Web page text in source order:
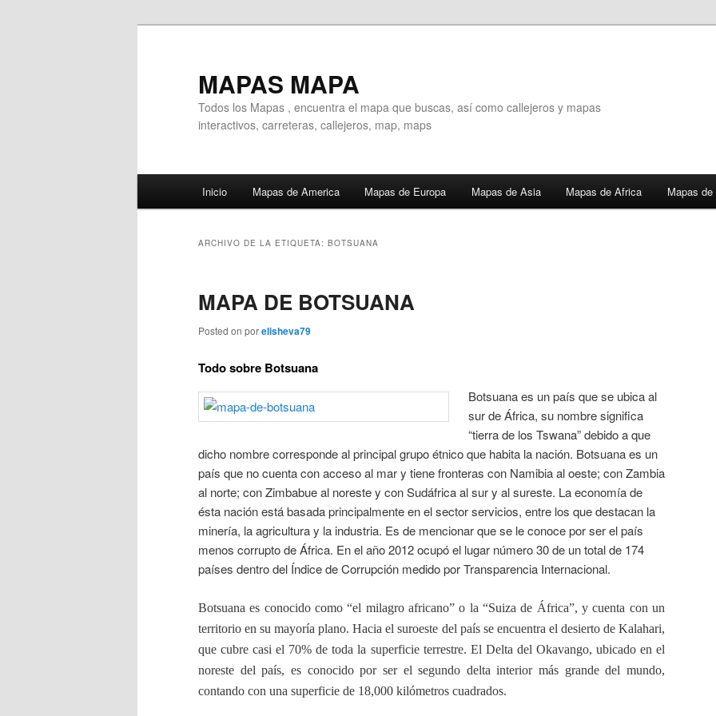
MAPAS MAPA
Todos los Mapas , encuentra el mapa que buscas, así como callejeros y mapas
interactivos, carreteras, callejeros, map, maps
Inicio Mapas de America Mapas de Europa Mapas de Asia Mapas de Africa Mapas
ARCHIVO DE LA ETIQUETA: BOTSUANA
MAPA DE BOTSUANA
Posted on porelisheva79
Todo sobre Botsuana
Botsuana es un país que se ubica al
sur de África, su nombre significa
“tierra de los Tswana” debido a que
dicho nombre corresponde al principal grupo étnico que habita la nación. Botsuana es un
país que no cuenta con acceso al mar y tiene fronteras con Namibia al oeste; con Zambia
al norte; con Zimbabue al noreste y con Sudáfrica al sur y al sureste. La economía de
ésta nación está basada principalmente en el sector servicios, entre los que destacan la
minería, la agricultura y la industria. Es de mencionar que se le conoce por ser el país
menos corrupto de África. En el año 2012 ocupó el lugar número 30 de un total de 174
países dentro del Índice de Corrupción medido por Transparencia Internacional.
Botsuana es conocido como “el milagro africano” o la “Suiza de África”, y cuenta con un
territorio en su mayoría plano. Hacia el suroeste del país se encuentra el desierto de Kalahari,
que cubre casi el 70% de toda la superficie terrestre. El Delta del Okavango, ubicado en el
noreste del país, es conocido por ser el segundo delta interior más grande del mundo,
contando con una superficie de 18,000 kilómetros cuadrados.